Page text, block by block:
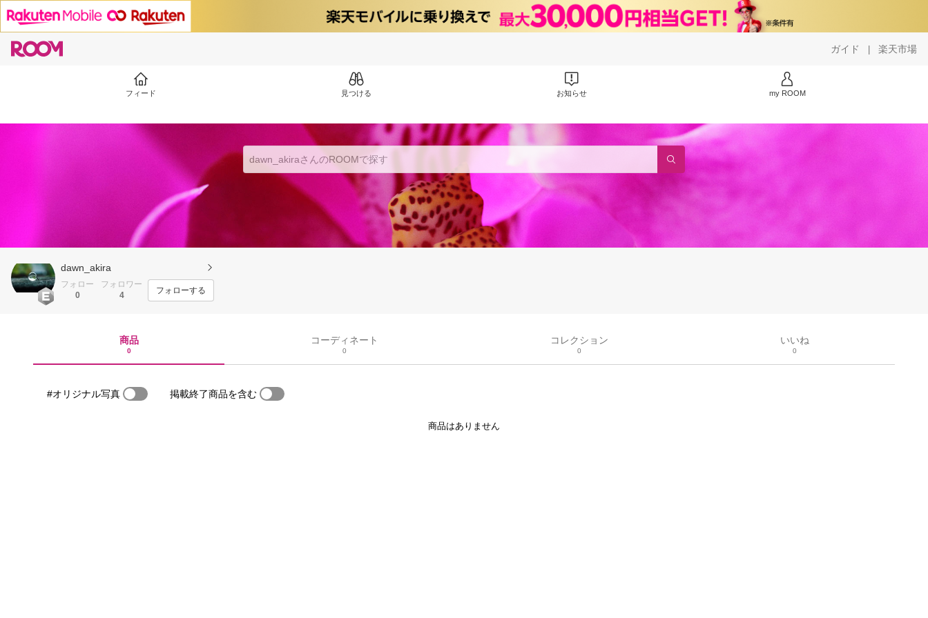
ガイド | 楽天市場
フィード 見つける お知らせ my ROOM
dawn_akira
フォロー
0
フォロワー
4
フォローする
商品
0
コーディネート
0
コレクション
0
いいね
0
#オリジナル写真 掲載終了商品を含む
商品はありません